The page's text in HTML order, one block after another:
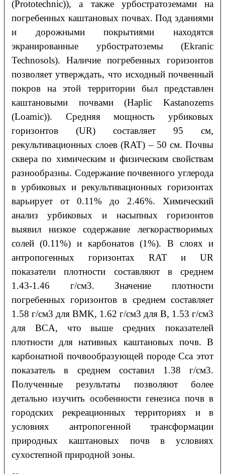
(Prototechnic)), а также урбостратоземами на
погребенных каштановых почвах. Под зданиями
и дорожными покрытиями находятся
экранированные урбостратоземы (Ekranic
Technosols). Наличие погребенных горизонтов
позволяет утверждать, что исходный почвенный
покров на этой территории был представлен
каштановыми почвами (Haplic Kastanozems
(Loamic)). Средняя мощность урбиковых
горизонтов (UR) составляет 95 см,
рекультивационных слоев (RAT) – 50 см. Почвы
сквера по химическим и физическим свойствам
разнообразны. Содержание почвенного углерода
в урбиковых и рекультивационных горизонтах
варьирует от 0.11% до 2.46%. Химический
анализ урбиковых и насыпных горизонтов
выявил низкое содержание легкорастворимых
солей (0.11%) и карбонатов (1%). В слоях и
антропогенных горизонтах RAT и UR
показатели плотности составляют в среднем
1.43-1.46 г/см3. Значение плотности
погребенных горизонтов в среднем составляет
1.58 г/см3 для BMK, 1.62 г/см3 для B, 1.53 г/см3
для BCA, что выше средних показателей
плотности для нативных каштановых почв. В
карбонатной почвообразующей породе Cca этот
показатель в среднем составил 1.38 г/см3.
Полученные результаты позволяют более
детально изучить особенности генезиса почв в
городских рекреационных территориях и в
условиях антропогенной трансформации
природных каштановых почв в условиях
сухостепной природной зоны.